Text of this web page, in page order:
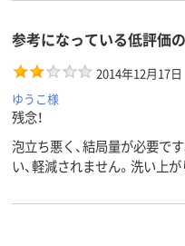
参考になっている低評価
2014年12月17日
ゆうこ様
残念！
泡立ち悪く、結局量が必要で
い、軽減されません。洗い上